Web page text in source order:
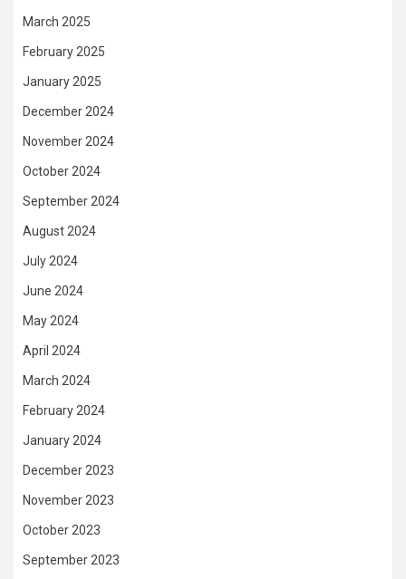
March 2025
February 2025
January 2025
December 2024
November 2024
October 2024
September 2024
August 2024
July 2024
June 2024
May 2024
April 2024
March 2024
February 2024
January 2024
December 2023
November 2023
October 2023
September 2023